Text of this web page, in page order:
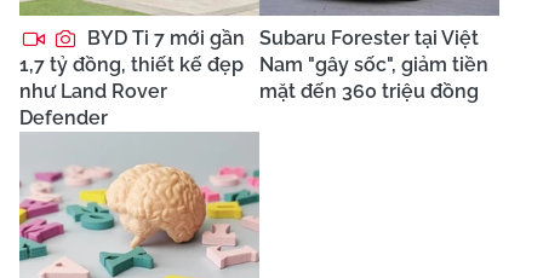
BYD Ti 7 mới gần
1,7 tỷ đồng, thiết kế đẹp
như Land Rover
Defender
Subaru Forester tại Việt
Nam "gây sốc", giảm tiền
mặt đến 360 triệu đồng